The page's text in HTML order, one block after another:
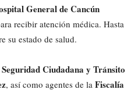
General de Cancún
recibir atención médica. Hasta
su estado de salud.
Ciudadana y Tránsito
, así como agentes de la Fiscalía